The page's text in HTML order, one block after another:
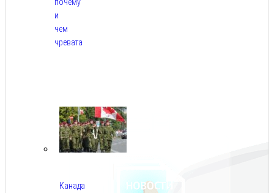
почему
и
чем
чревата
Канада